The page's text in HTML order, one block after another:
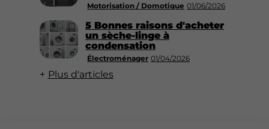
Motorisation / Domotique 01/06/2026
Électroménager 01/04/2026
5 Bonnes raisons d'acheter
un sèche-linge à
condensation
Plus d'articles